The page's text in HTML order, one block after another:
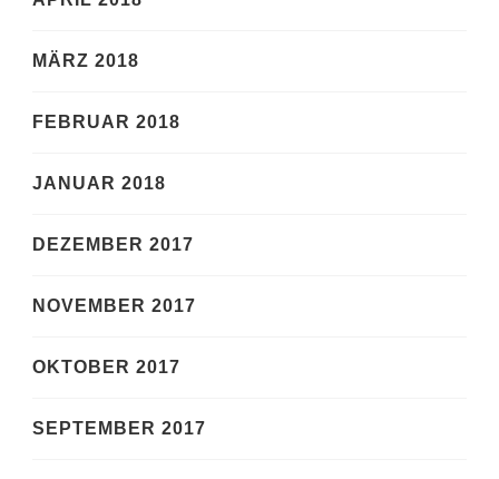
MÄRZ 2018
FEBRUAR 2018
JANUAR 2018
DEZEMBER 2017
NOVEMBER 2017
OKTOBER 2017
SEPTEMBER 2017